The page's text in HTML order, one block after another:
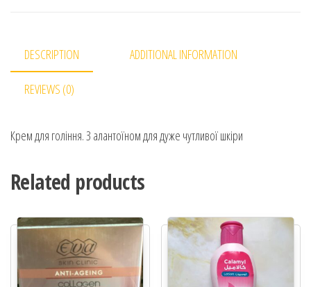
DESCRIPTION ADDITIONAL INFORMATION
REVIEWS (0)
Крем для гоління. З алантоїном для дуже чутливої шкіри
Related products